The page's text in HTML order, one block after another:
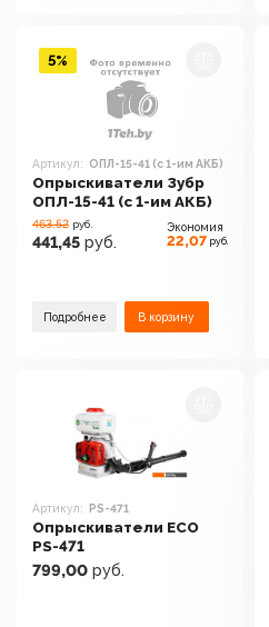
Артикул: ОПЛ-15-41 (с 1-им АКБ)
Опрыскиватели Зубр
ОПЛ-15-41 (с 1-им АКБ)
463.52 руб.
441,45 руб.
Экономия
22,07 руб.
Подробнее В корзину
5%
Артикул: PS-471
Опрыскиватели ECO
PS-471
799,00 руб.